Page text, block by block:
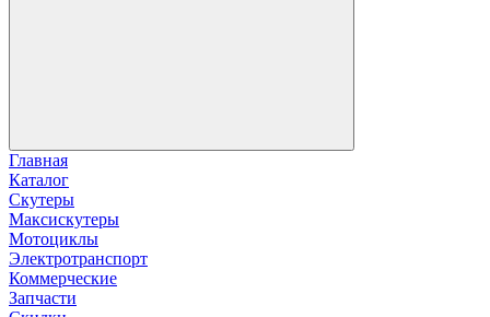
Главная
Каталог
Скутеры
Максискутеры
Мотоциклы
Электротранспорт
Коммерческие
Запчасти